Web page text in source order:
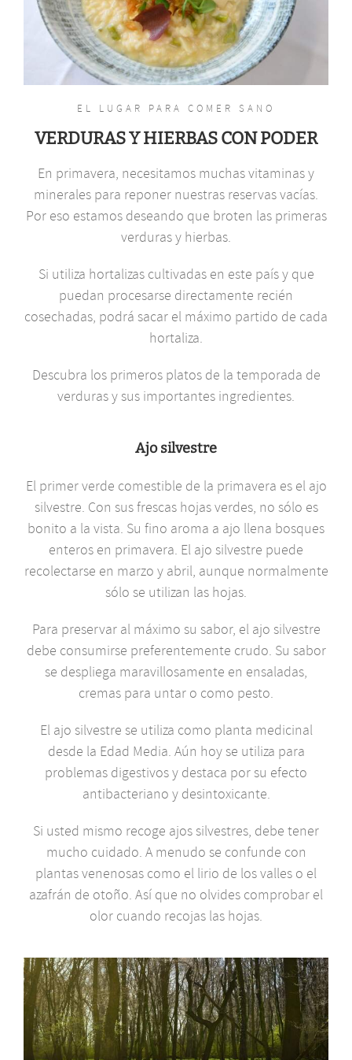
EL LUGAR PARA COMER SANO
VERDURAS Y HIERBAS CON PODER
En primavera, necesitamos muchas vitaminas y
minerales para reponer nuestras reservas vacías.
Por eso estamos deseando que broten las primeras
verduras y hierbas.
Si utiliza hortalizas cultivadas en este país y que
puedan procesarse directamente recién
cosechadas, podrá sacar el máximo partido de cada
hortaliza.
Descubra los primeros platos de la temporada de
verduras y sus importantes ingredientes.
Ajo silvestre
El primer verde comestible de la primavera es el ajo
silvestre. Con sus frescas hojas verdes, no sólo es
bonito a la vista. Su fino aroma a ajo llena bosques
enteros en primavera. El ajo silvestre puede
recolectarse en marzo y abril, aunque normalmente
sólo se utilizan las hojas.
Para preservar al máximo su sabor, el ajo silvestre
debe consumirse preferentemente crudo. Su sabor
se despliega maravillosamente en ensaladas,
cremas para untar o como pesto.
El ajo silvestre se utiliza como planta medicinal
desde la Edad Media. Aún hoy se utiliza para
problemas digestivos y destaca por su efecto
antibacteriano y desintoxicante.
Si usted mismo recoge ajos silvestres, debe tener
mucho cuidado. A menudo se confunde con
plantas venenosas como el lirio de los valles o el
azafrán de otoño. Así que no olvides comprobar el
olor cuando recojas las hojas.